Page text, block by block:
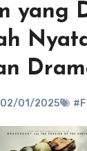
yang
02/01/2025